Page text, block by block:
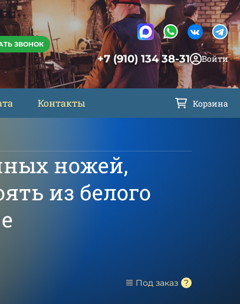
ЗВОНОК
+7 (910) 134 38-31 Войти
Контакты Корзина
ножей,
из белого
Под заказ